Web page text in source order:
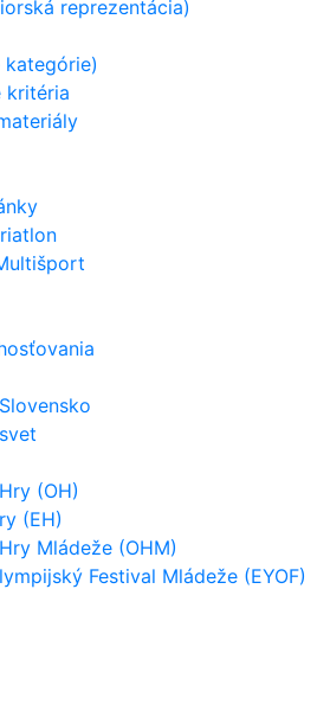
reprezentácia)
kategórie)
kritéria
(OH)
(EH)
Mládeže (OHM)
Festival Mládeže (EYOF)